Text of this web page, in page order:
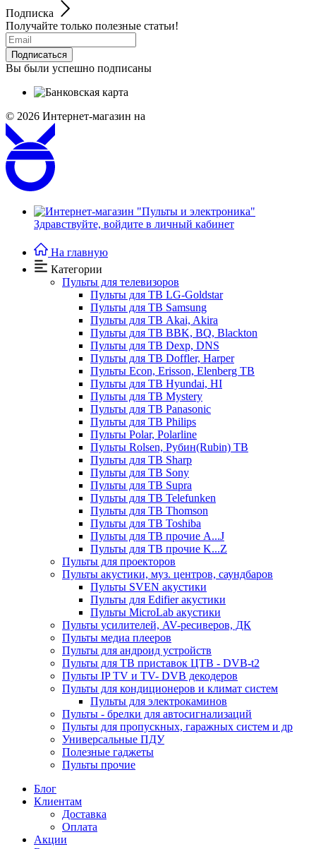
Подписка
Получайте только полезные статьи!
Подписаться
Вы были успешно подписаны
© 2026 Интернет-магазин на
Здравствуйте, войдите в личный кабинет
На главную
Категории
Пульты для телевизоров
Пульты для ТВ LG-Goldstar
Пульты для ТВ Samsung
Пульты для ТВ Akai, Akira
Пульты для ТВ BBK, BQ, Blackton
Пульты для ТВ Dexp, DNS
Пульты для ТВ Doffler, Harper
Пульты Econ, Erisson, Elenberg ТВ
Пульты для ТВ Hyundai, HI
Пульты для ТВ Mystery
Пульты для ТВ Panasonic
Пульты для ТВ Philips
Пульты Polar, Polarline
Пульты Rolsen, Рубин(Rubin) ТВ
Пульты для ТВ Sharp
Пульты для ТВ Sony
Пульты для ТВ Supra
Пульты для ТВ Telefunken
Пульты для ТВ Thomson
Пульты для ТВ Toshiba
Пульты для ТВ прочие A...J
Пульты для ТВ прочие K...Z
Пульты для проекторов
Пульты акустики, муз. центров, саундбаров
Пульты SVEN акустики
Пульты для Edifier акустики
Пульты MicroLab акустики
Пульты усилителей, AV-ресиверов, ДК
Пульты медиа плееров
Пульты для андроид устройств
Пульты для ТВ приставок ЦТВ - DVB-t2
Пульты IP TV и TV- DVB декодеров
Пульты для кондиционеров и климат систем
Пульты для электрокаминов
Пульты - брелки для автосигнализаций
Пульты для пропускных, гаражных систем и др
Универсальные ПДУ
Полезные гаджеты
Пульты прочие
Блог
Клиентам
Доставка
Оплата
Акции